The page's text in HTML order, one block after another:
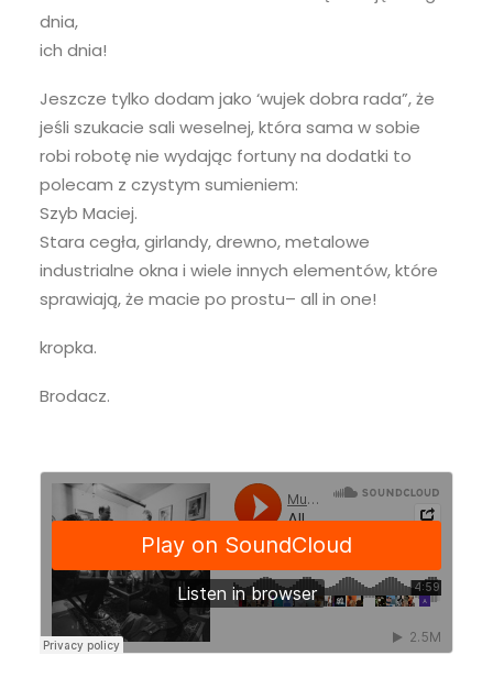
dnia,
ich dnia!
Jeszcze tylko dodam jako ‘wujek dobra rada”, że
jeśli szukacie sali weselnej, która sama w sobie
robi robotę nie wydając fortuny na dodatki to
polecam z czystym sumieniem:
Szyb Maciej.
Stara cegła, girlandy, drewno, metalowe
industrialne okna i wiele innych elementów, które
sprawiają, że macie po prostu– all in one!
kropka.
Brodacz.